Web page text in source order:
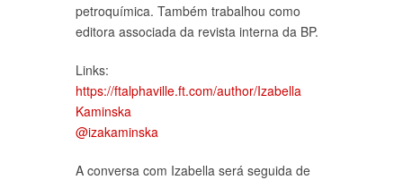
petroquímica. Também trabalhou como
editora associada da revista interna da BP.
Links:
https://ftalphaville.ft.com/author/Izabella
Kaminska
@izakaminska
A conversa com Izabella será seguida de